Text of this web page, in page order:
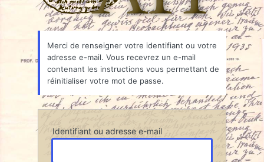
Merci de renseigner votre identifiant ou votre
adresse e-mail. Vous recevrez un e-mail
contenant les instructions vous permettant de
réinitialiser votre mot de passe.
Identifiant ou adresse e-mail